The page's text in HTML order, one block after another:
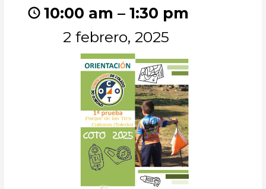
10:00 am – 1:30 pm
2 febrero, 2025